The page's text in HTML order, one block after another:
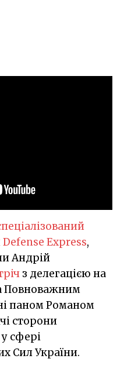
Express,
Андрій
з делегацією на
Повноважним
паном Романом
сторони
сфері
Сил України.